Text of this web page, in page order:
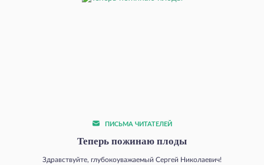
ПИСЬМА ЧИТАТЕЛЕЙ
Теперь пожинаю плоды
Здравствуйте, глубокоуважаемый Сергей Николаевич!